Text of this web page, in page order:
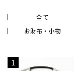
全て
お財布・小物
1